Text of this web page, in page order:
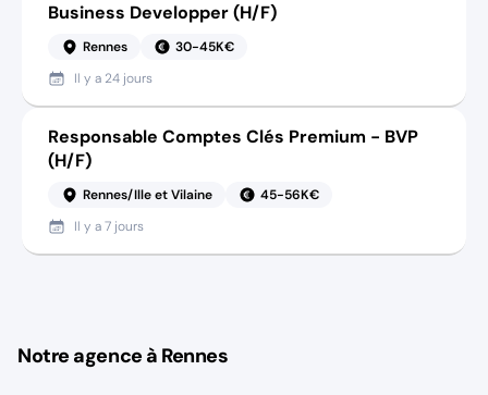
Business Developper (H/F)
Rennes
30-45K€
Il y a 24 jours
Responsable Comptes Clés Premium - BVP
(H/F)
Rennes/Ille et Vilaine
45-56K€
Il y a7 jours
Notre agence à Rennes